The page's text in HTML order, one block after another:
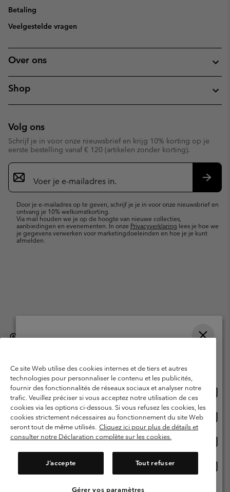
Betaling
Veelgestelde vragen
Over ons
Shop
Volg ons
Schrijf je in voor onze nieuwsbrief en krijg 10% korting op je
eerste bestelling vanaf € 120 (artikelen zonder korting).
Aanmelden
voor
e-
Door je e-mailadres op te geven, schrijf je je in voor onze nieuwsbrief en
ontvang je 10% welkomstkorting.
Via mail houden we je op de hoogte van nieuwe collecties,
aanbiedingen en evenementen. In onze Privacyverklaring lees je hoe we
je gegevens verwerken voor marketingdoeleinden en hoe je je kunt
afmelden.
België (Nederlands) | English ›| français ›
Gebruiksvoorwaarden
Verkoopvoorwaarden
Garantie
Privacybeleid
Gebruiksvoorwaarden voor lidmaatschap
Voorwaarden voor door gebruikers gegenereerde inhoud
Impressum
Cookies
Ce site Web utilise des cookies internes et de tiers et autres
technologies pour personnaliser le contenu et les publicités,
fournir des fonctionnalités de réseaux sociaux et analyser notre
trafic. Veuillez préciser si vous acceptez notre utilisation de ces
cookies via les options ci-dessous. Si vous refusez les cookies, les
cookies strictement nécessaires au fonctionnement du site Web
seront tout de même utilisés. Cliquez ici pour plus de détails et
consulter notre Déclaration complète sur les cookies.
J’accepte Tout refuser
Gérer vos paramètres
Online shoppen beschikbaar
United States
Belgium-English
Belgium-Français
Belgium-Dutch